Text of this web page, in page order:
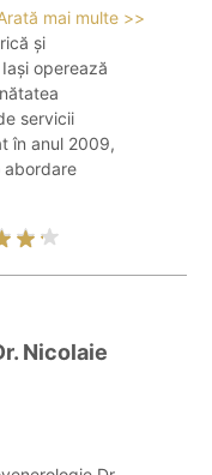
mai multe >>
și
operează
servicii
în anul 2009,
abordare
Nicolaie